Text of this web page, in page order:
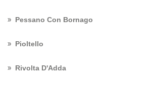
Pessano Con Bornago
Pioltello
Rivolta D'Adda